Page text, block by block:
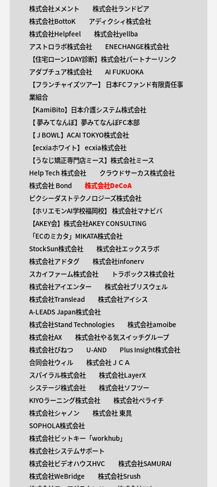
株式会社メメント
株式会社ランドピア
株式会社BottoK
アディクシィ株式会社
株式会社Helpfeel
株式会社yellba
アストロラボ株式会社
ENECHANGE株式会社
【住宅ローン1DAY診断】株式会社パートナーリンク
アダプチュア株式会社
AI FUKUOKA
【​フランチャイズツアー】 日本FCファンド有限責任事
業組合
【KamiBito​】日本介護システム株式会社
【 ​夢みてなんぼ】夢みてなんぼFC本部
【 ​J BOWL】ACAI TOKYO株式会社
【​ecxiaホワイト】 ecxia株式会社
【​うなじ矯正専門店ミース】株式会社ミース
Help Tech 株式会社
クラウドサーカス株式会社
株式会社 Bond
株式会社DeCoA
ピクシーダストテクノロジーズ株式会社
【ホリエモンAI学校福岡校】 株式会社マナビバ
【AKEY会】株式会社AKEY CONSULTING
「ECのミカタ」MIKATA株式会社
StockSun株式会社
株式会社エックスラボ
株式会社アドタグ
株式会社infonerv
スカイファーム株式会社
トラボックス株式会社
株式会社アイエンター
株式会社ブリスウェル
株式会社Translead
株式会社アイシス
A-LEADS Japan株式会社
株式会社Stand Technologies
株式会社amoibe
株式会社AX
株式会社やる気スイッチグループ
株式会社びねつ
U-AND
Plus Insight株式会社
合同会社ウィル
株式会社ＪＣＡ
スパイラル株式会社
株式会社LayerX
システージ株式会社
株式会社ソフツー
KIYOラーニング株式会社
株式会社ペライチ
株式会社シャノン
株式会社 東具
SOPHOLA株式会社
株式会社ビットキー「workhub」
株式会社システムサポート
株式会社ビデオハウスHVC
株式会社SAMURAI
株式会社WeBridge
株式会社Srush